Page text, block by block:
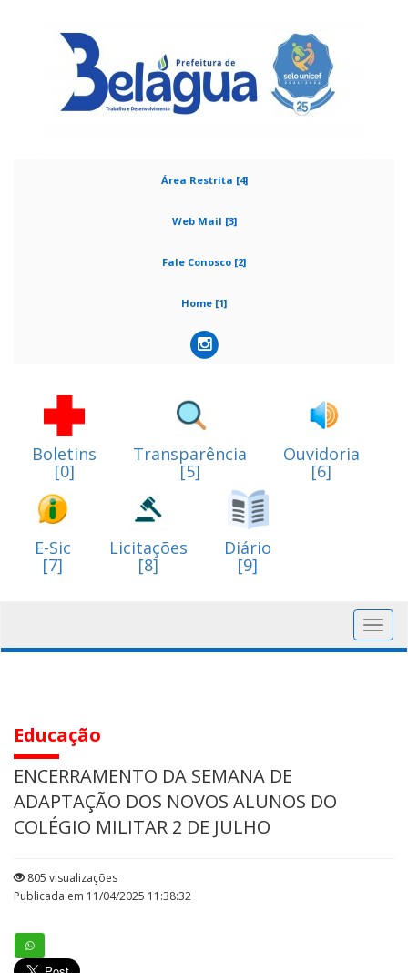
Área Restrita [4]
Web Mail [3]
Fale Conosco [2]
Home [1]
Boletins
[0]
Transparência
[5]
Ouvidoria
[6]
E-Sic
[7]
Licitações
[8]
Diário
[9]
Educação
ENCERRAMENTO DA SEMANA DE
ADAPTAÇÃO DOS NOVOS ALUNOS DO
COLÉGIO MILITAR 2 DE JULHO
805 visualizações
Publicada em 11/04/2025 11:38:32